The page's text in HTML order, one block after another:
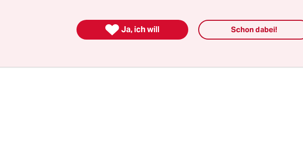
entbehrt nicht einer – selbstreferentiellen – Ironie. Kommt
 Ja, ich will Schon dabei!